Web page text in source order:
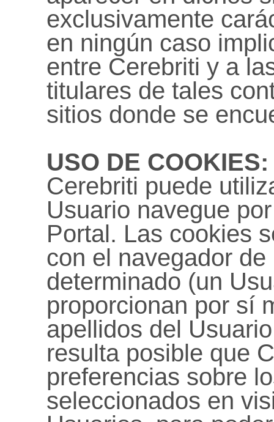
exclusivamente
en ningún caso
entre Cerebriti y a
titulares de tales
sitios donde se
USO DE COOKIES:
Cerebriti puede
Usuario navegue
Portal. Las cookies
con el navegador
determinado (un
proporcionan por sí
apellidos del
resulta posible que
preferencias sobre
seleccionados en